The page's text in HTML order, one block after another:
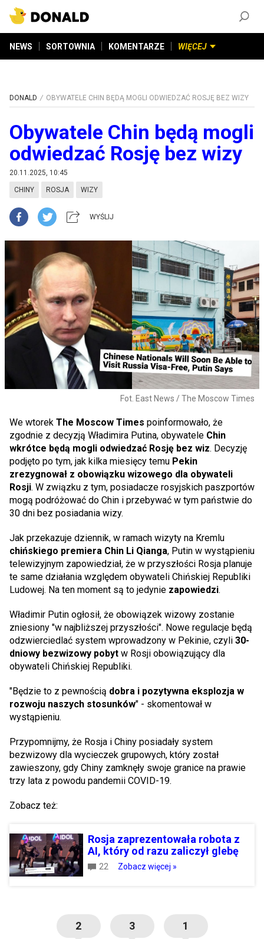
NEWS SORTOWNIA KOMENTARZE WIĘCEJ
DONALD OBYWATELE CHIN BĘDĄ MOGLI ODWIEDZAĆ ROSJĘ BEZ WIZY
Obywatele Chin będą mogli
odwiedzać Rosję bez wizy
20.11.2025, 10:45
CHINY ROSJA WIZY
WYŚLIJ
Fot. East News / The Moscow Times
We wtorek The Moscow Times poinformowało, że
zgodnie z decyzją Władimira Putina, obywatele Chin
wkrótce będą mogli odwiedzać Rosję bez wiz. Decyzję
podjęto po tym, jak kilka miesięcy temu Pekin
zrezygnował z obowiązku wizowego dla obywateli
Rosji. W związku z tym, posiadacze rosyjskich paszportów
mogą podróżować do Chin i przebywać w tym państwie do
30 dni bez posiadania wizy.
Jak przekazuje dziennik, w ramach wizyty na Kremlu
chińskiego premiera Chin Li Qianga, Putin w wystąpieniu
telewizyjnym zapowiedział, że w przyszłości Rosja planuje
te same działania względem obywateli Chińskiej Republiki
Ludowej. Na ten moment są to jedynie zapowiedzi.
Władimir Putin ogłosił, że obowiązek wizowy zostanie
zniesiony "w najbliższej przyszłości". Nowe regulacje będą
odzwierciedlać system wprowadzony w Pekinie, czyli 30-
dniowy bezwizowy pobyt w Rosji obowiązujący dla
obywateli Chińskiej Republiki.
"Będzie to z pewnością dobra i pozytywna eksplozja w
rozwoju naszych stosunków" - skomentował w
wystąpieniu.
Przypomnijmy, że Rosja i Chiny posiadały system
bezwizowy dla wycieczek grupowych, który został
zawieszony, gdy Chiny zamknęły swoje granice na prawie
trzy lata z powodu pandemii COVID-19.
Zobacz też:
Rosja zaprezentowała robota z
AI, który od razu zaliczył glebę
22 Zobacz więcej »
2 3 1